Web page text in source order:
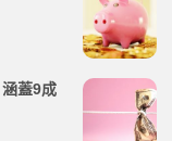
蓋9成